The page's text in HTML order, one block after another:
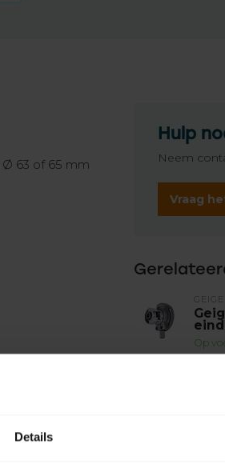
Details
63 of 65 mm
Hulp
Neem
Vraag
Op